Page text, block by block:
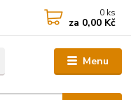
Menu
0 ks
za 0,00 Kč